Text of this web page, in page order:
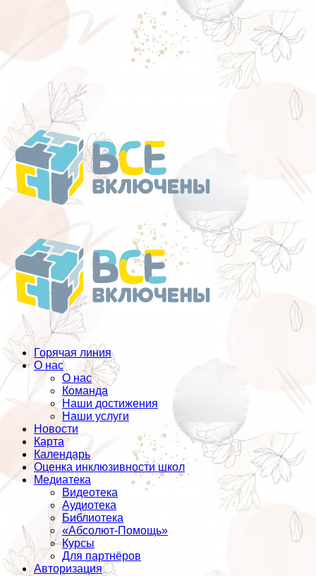
Перейти
к
содержанию
Горячая линия
О нас
О нас
Команда
Наши достижения
Наши услуги
Новости
Карта
Календарь
Оценка инклюзивности школ
Медиатека
Видеотека
Аудиотека
Библиотека
«Абсолют-Помощь»
Курсы
Для партнёров
Авторизация